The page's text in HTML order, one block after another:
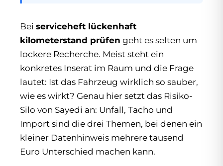
Bei serviceheft lückenhaft
kilometerstand prüfen geht es selten um
lockere Recherche. Meist steht ein
konkretes Inserat im Raum und die Frage
lautet: Ist das Fahrzeug wirklich so sauber,
wie es wirkt? Genau hier setzt das Risiko-
Silo von Sayedi an: Unfall, Tacho und
Import sind die drei Themen, bei denen ein
kleiner Datenhinweis mehrere tausend
Euro Unterschied machen kann.